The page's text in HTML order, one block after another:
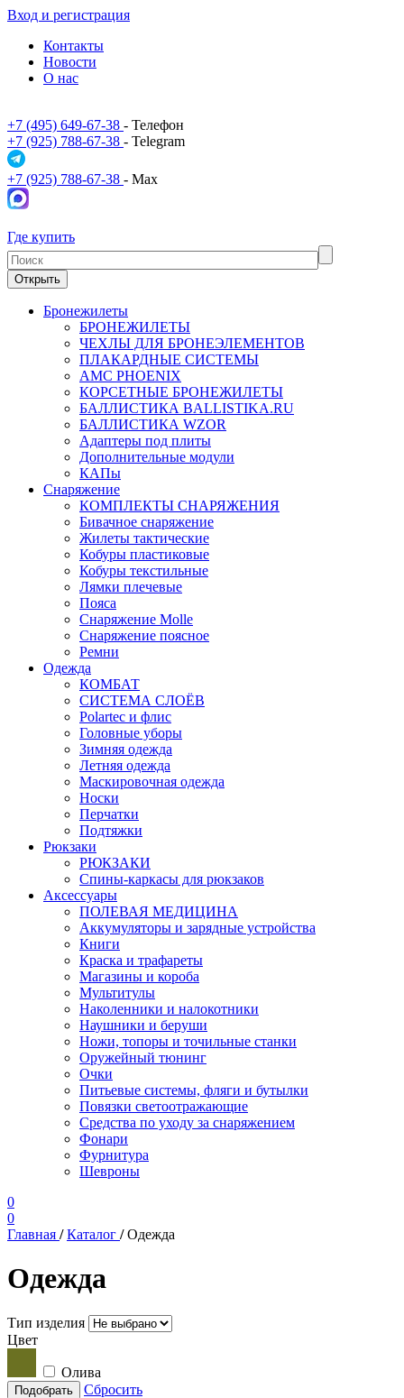
Вход и регистрация
Контакты
Новости
О нас
+7 (495) 649-67-38 - Телефон
+7 (925) 788-67-38 - Telegram
+7 (925) 788-67-38 - Max
Где купить
Открыть
Бронежилеты
БРОНЕЖИЛЕТЫ
ЧЕХЛЫ ДЛЯ БРОНЕЭЛЕМЕНТОВ
ПЛАКАРДНЫЕ СИСТЕМЫ
АМС PHOENIX
КОРСЕТНЫЕ БРОНЕЖИЛЕТЫ
БАЛЛИСТИКА BALLISTIKA.RU
БАЛЛИСТИКА WZOR
Адаптеры под плиты
Дополнительные модули
КАПы
Снаряжение
КОМПЛЕКТЫ СНАРЯЖЕНИЯ
Бивачное снаряжение
Жилеты тактические
Кобуры пластиковые
Кобуры текстильные
Лямки плечевые
Пояса
Снаряжение Molle
Снаряжение поясное
Ремни
Одежда
КОМБАТ
СИСТЕМА СЛОЁВ
Polartec и флис
Головные уборы
Зимняя одежда
Летняя одежда
Маскировочная одежда
Носки
Перчатки
Подтяжки
Рюкзаки
РЮКЗАКИ
Спины-каркасы для рюкзаков
Аксессуары
ПОЛЕВАЯ МЕДИЦИНА
Аккумуляторы и зарядные устройства
Книги
Краска и трафареты
Магазины и короба
Мультитулы
Наколенники и налокотники
Наушники и беруши
Ножи, топоры и точильные станки
Оружейный тюнинг
Очки
Питьевые системы, фляги и бутылки
Повязки светоотражающие
Средства по уходу за снаряжением
Фонари
Фурнитура
Шевроны
0
0
Главная / Каталог / Одежда
Одежда
Тип изделия
Цвет
Олива
Подобрать Сбросить